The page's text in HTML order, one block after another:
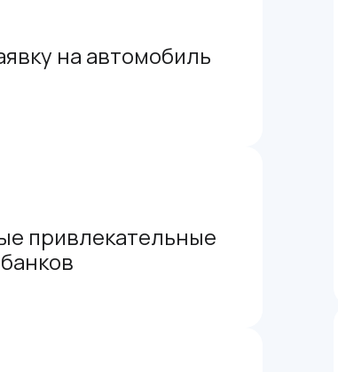
на автомобиль
привлекательные